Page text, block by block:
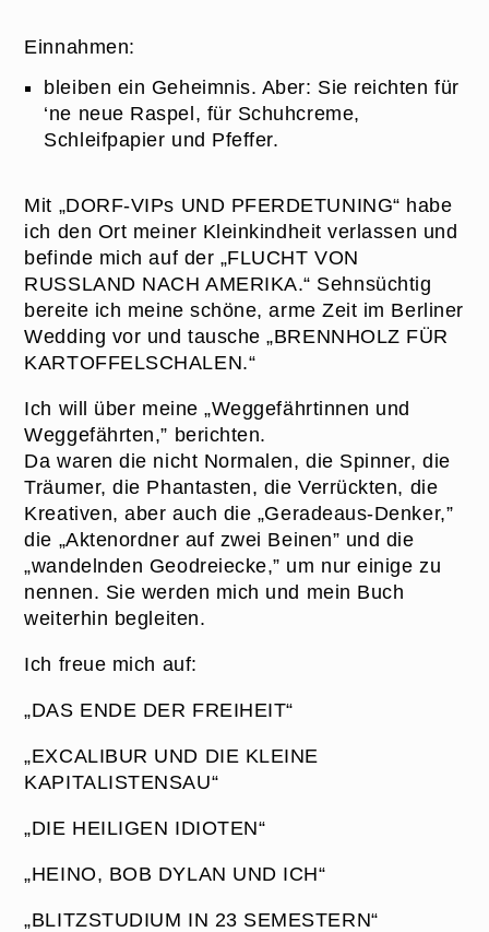
Einnahmen:
bleiben ein Geheimnis. Aber: Sie reichten für
‘ne neue Raspel, für Schuhcreme,
Schleifpapier und Pfeffer.
Mit „DORF-VIPs UND PFERDETUNING“ habe
ich den Ort meiner Kleinkindheit verlassen und
befinde mich auf der „FLUCHT VON
RUSSLAND NACH AMERIKA.“ Sehnsüchtig
bereite ich meine schöne, arme Zeit im Berliner
Wedding vor und tausche„BRENNHOLZ FÜR
KARTOFFELSCHALEN.“
Ich will über meine „Weggefährtinnen und
Weggefährten,” berichten.
Da waren die nicht Normalen, die Spinner, die
Träumer, die Phantasten, die Verrückten, die
Kreativen, aber auch die „Geradeaus-Denker,”
die „Aktenordner auf zwei Beinen” und die
„wandelnden Geodreiecke,” um nur einige zu
nennen. Sie werden mich und mein Buch
weiterhin begleiten.
Ich freue mich auf:
„DAS ENDE DER FREIHEIT“
„EXCALIBUR UND DIE KLEINE
KAPITALISTENSAU“
„DIE HEILIGEN IDIOTEN“
„HEINO, BOB DYLAN UND ICH“
„BLITZSTUDIUM IN 23 SEMESTERN“